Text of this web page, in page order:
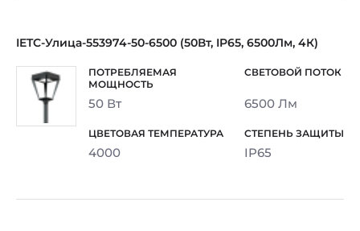
IETC-Улица-553974-50-6500 (50Вт, IP65, 6500Лм, 4К)
50 Вт 6500 Лм
4000 IP65